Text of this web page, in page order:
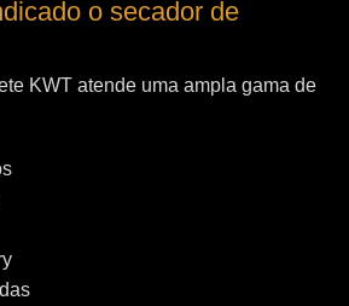
o secador de
KWT atende uma ampla gama de